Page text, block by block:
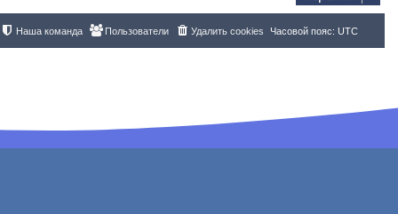
Часовой пояс: UTC
Удалить cookies
Пользователи
Наша команда